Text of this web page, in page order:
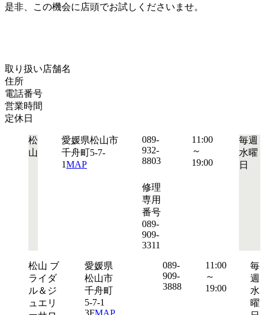
是非、この機会に店頭でお試しくださいませ。
取り扱い店舗名
住所
電話番号
営業時間
定休日
松
山
愛媛県松山市
千舟町5-7-
1MAP
089-
932-
8803
修理
専用
番号
089-
909-
3311
11:00
～
19:00
毎週
水曜
日
松山 ブ
ライダ
ル＆ジ
ュエリ
愛媛県
松山市
千舟町
5-7-1
3FMAP
089-
909-
3888
11:00
～
19:00
毎
週
水
曜